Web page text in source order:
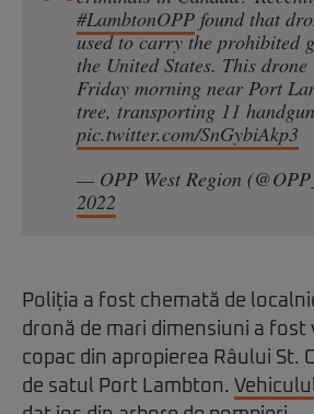
#LambtonOPP found that
used to carry the prohibited
the United States. This
Friday morning near Port
tree, transporting 11
pic.twitter.com/SnGybiAkp3
— OPP West Region
2022
Poliția a fost chemată de
dronă de mari dimensiuni a fost
copac din apropierea Râului St.
de satul Port Lambton.